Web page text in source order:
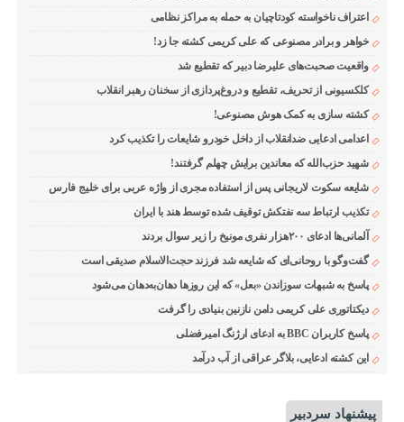
اعتراف ناخواسته کودتاچیان به حمله به مراکز نظامی
خواهر و برادر مصنوعی که علی کریمی کشته جا زد!
واقعیت صحبت‌های علیرضا دبیر که تقطیع شد
کلکسیونی از تحریف، تقطیع و دروغ‌پردازی از سخنان رهبر انقلاب
کشته سازی به کمک هوش مصنوعی!
اعدامی ادعایی ضدانقلاب از داخل خودرو شایعات را تکذیب کرد
شهید حزب‌الله که معاندین برایش چهلم گرفتند!
شایعه سکوت لاریجانی پس از استفاده مجری از واژه عربی برای خلیج فارس
تکذیب ارتباط سه نفتکش توقیف شده توسط هند با ایران
آلمانی‌ها ادعای ۲۰۰هزار نفری مونیخ را زیر سوال بردند
گفت‌وگو با روحانی‌ای که شایعه شد فرزند حجت‌الاسلام صدیقی است
پاسخ به شبهات سوزاندن «بعل» که این روزها دهان‌به‌دهان می‌شود
دیکتاتوری علی کریمی دامن نازنین بنیادی را گرفت
پاسخ کاربران BBC به ادعای ارژنگ امیرفضلی
این کشته ادعایی، بلاگر عراقی از آب درآمد
پیشنهاد سردبیر